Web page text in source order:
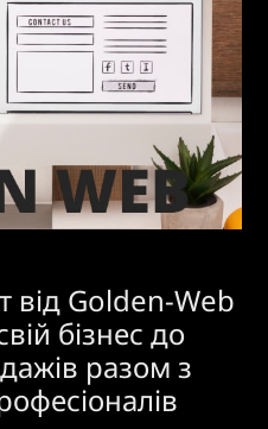
від Golden-Web
бізнес до
разом з